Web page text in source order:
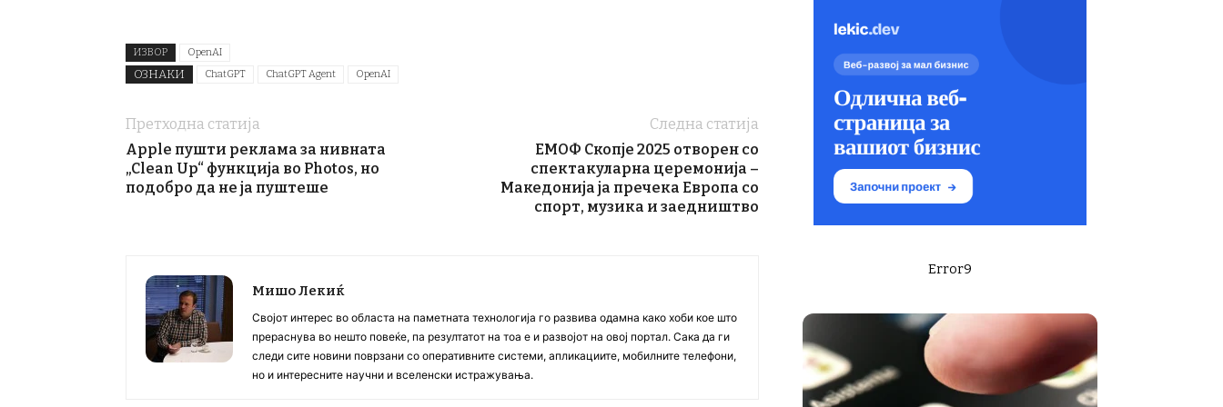
ИЗВОР OpenAI
ОЗНАКИ ChatGPT ChatGPT Agent OpenAI
Претходна статија
Apple пушти реклама за нивната
„Clean Up“ функција во Photos, но
подобро да не ја пуштеше
Следна статија
ЕМОФ Скопје 2025 отворен со
спектакуларна церемонија –
Македонија ја пречека Европа со
спорт, музика и заедништво
Мишо Лекиќ
Својот интерес во областа на паметната технологија го развива одамна како хоби кое што
прераснува во нешто повеќе, па резултатот на тоа е и развојот на овој портал. Сака да ги
следи сите новини поврзани со оперативните системи, апликациите, мобилните телефони,
но и интересните научни и вселенски истражувања.
Error9